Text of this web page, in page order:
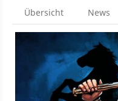
Übersicht News